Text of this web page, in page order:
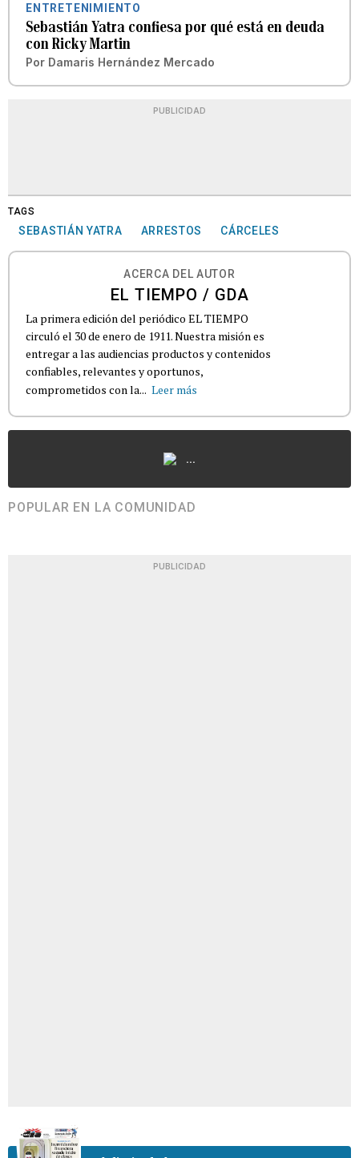
ENTRETENIMIENTO
Sebastián Yatra confiesa por qué está en deuda
con Ricky Martin
Por Damaris Hernández Mercado
PUBLICIDAD
TAGS
SEBASTIÁN YATRA ARRESTOS CÁRCELES
ACERCA DEL AUTOR
EL TIEMPO / GDA
La primera edición del periódico EL TIEMPO
circuló el 30 de enero de 1911. Nuestra misión es
entregar a las audiencias productos y contenidos
confiables, relevantes y oportunos,
comprometidos con la... Leer más
...
POPULAR EN LA COMUNIDAD
PUBLICIDAD